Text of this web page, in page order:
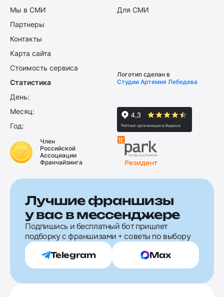
Мы в СМИ
Партнеры
Контакты
Карта сайта
Стоимость сервиса
Для СМИ
Статистика
День:
Месяц:
Год:
Логотип сделан в
Студии Артемия Лебедева
Член
Российской
Ассоциации
Франчайзинга
Лучшие франшизы
у вас в мессенджере
Подпишись и бесплатный бот пришлет
подборку с франшизами + советы по выбору
Telegram Max